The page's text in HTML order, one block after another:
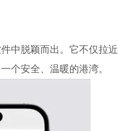
中脱颖而出。它不仅拉
个安全、温暖的港湾。